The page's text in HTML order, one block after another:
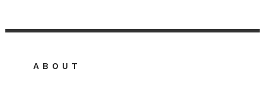
ABOUT